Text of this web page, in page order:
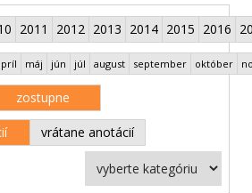
2011 2012 2013 2014 2015 2016
máj jún júl august september október
zostupne
vrátane anotácií